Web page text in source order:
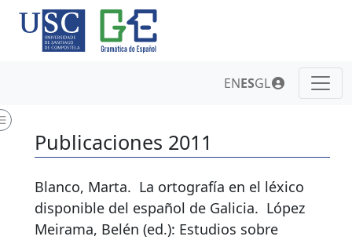
ENESGL
Publicaciones 2011
Blanco, Marta. La ortografía en el léxico
disponible del español de Galicia. López
Meirama, Belén (ed.): Estudios sobre